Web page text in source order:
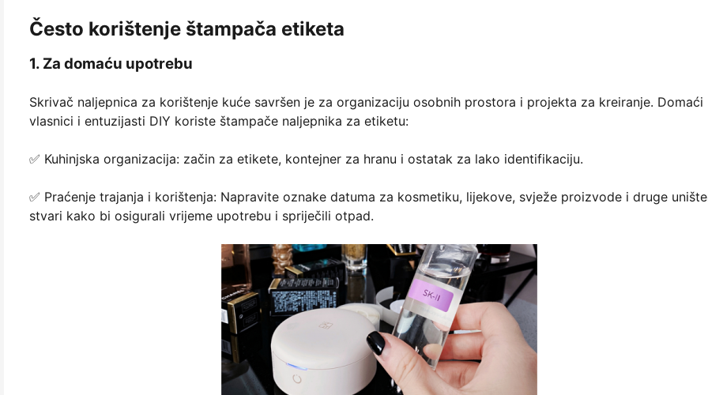
Često korištenje štampača etiketa
1. Za domaću upotrebu
Skrivač naljepnica za korištenje kuće savršen je za organizaciju osobnih prostora i projekta za kreiranje. Domaći
vlasnici i entuzijasti DIY koriste štampače naljepnika za etiketu:
✅ Kuhinjska organizacija: začin za etikete, kontejner za hranu i ostatak za lako identifikaciju.
✅ Praćenje trajanja i korištenja: Napravite oznake datuma za kosmetiku, lijekove, svježe proizvode i druge
stvari kako bi osigurali vrijeme upotrebu i spriječili otpad.